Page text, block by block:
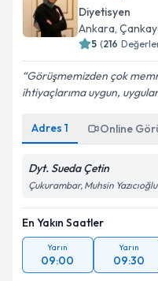
Diyetisyen
Ankara,
5 (216
Görüşmemizden çok
ihtiyaçlarıma uygun,
Adres 1 Online
Dyt. Sueda Çetin
Çukurambar, Muhsin
En Yakın Saatler
Yarın
09:00
Yarın
09:30